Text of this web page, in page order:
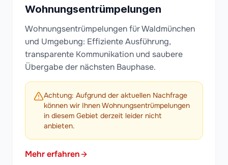
Wohnungsentrümpelungen
Wohnungsentrümpelungen für Waldmünchen
und Umgebung: Effiziente Ausführung,
transparente Kommunikation und saubere
Übergabe der nächsten Bauphase.
Achtung: Aufgrund der aktuellen Nachfrage
können wir Ihnen Wohnungsentrümpelungen
in diesem Gebiet derzeit leider nicht
anbieten.
Mehr erfahren